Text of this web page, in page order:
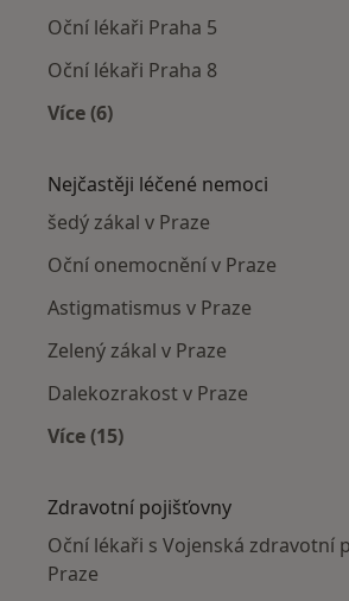
Oční lékaři Praha 5
Oční lékaři Praha 8
Více (6)
Nejčastěji léčené nemoci
šedý zákal v Praze
Oční onemocnění v Praze
Astigmatismus v Praze
Zelený zákal v Praze
Dalekozrakost v Praze
Více (15)
Zdravotní pojišťovny
Oční lékaři s Vojenská zdravotní
Praze